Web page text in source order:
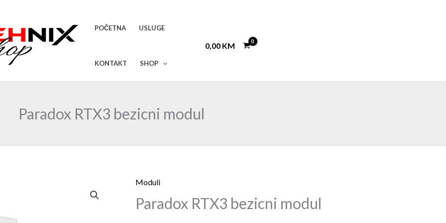
POČETNA USLUGE
KONTAKT SHOP
0,00 KM
Paradox RTX3 bezicni modul
Moduli
Paradox RTX3 bezicni modul
Paradox
RTX3